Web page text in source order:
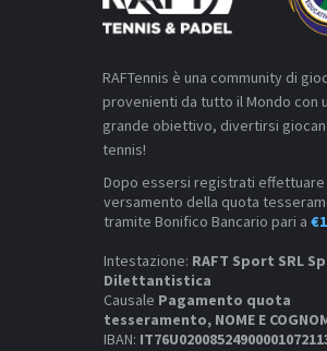
RAFTennis è una community di
provenienti da tutto il Mondo con
grande obiettivo, divertirsi
tennis!
Dopo essersi registrati effettuare
versamento della quota
tramite Bonifico Bancario pari a
Intestazione: RAFT Sport SRL
Dilettantistica
Causale Pagamento quota
tesseramento, NOME E
IBAN: